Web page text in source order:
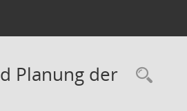
Planung der